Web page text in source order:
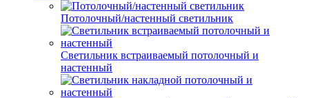
Потолочный/настенный светильник
Светильник встраиваемый потолочный и
настенный